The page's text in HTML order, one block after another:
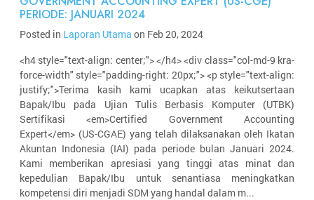
PERIODE: JANUARI 2024
Posted in Laporan Utama on Feb 20, 2024
<h4 style="text-align: center;"> </h4> <div class="col-md-9 kra-
force-width" style="padding-right: 20px;"> <p style="text-align:
justify;">Terima kasih kami ucapkan atas keikutsertaan
Bapak/Ibu pada Ujian Tulis Berbasis Komputer (UTBK)
Sertifikasi <em>Certified Government Accounting
Expert</em> (US-CGAE) yang telah dilaksanakan oleh Ikatan
Akuntan Indonesia (IAI) pada periode bulan Januari 2024.
Kami memberikan apresiasi yang tinggi atas minat dan
kepedulian Bapak/Ibu untuk senantiasa meningkatkan
kompetensi diri menjadi SDM yang handal dalam m...